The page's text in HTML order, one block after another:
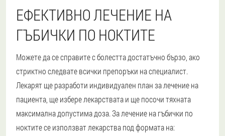
ЕФЕКТИВНО ЛЕЧЕНИЕ НА
ГЪБИЧКИ ПО НОКТИТЕ
Можете да се справите с болестта достатъчно бързо, ако
стриктно следвате всички препоръки на специалист.
Лекарят ще разработи индивидуален план за лечение на
пациента, ще избере лекарствата и ще посочи тяхната
максимална допустима доза. За лечение на гъбички по
ноктите се използват лекарства под формата на: